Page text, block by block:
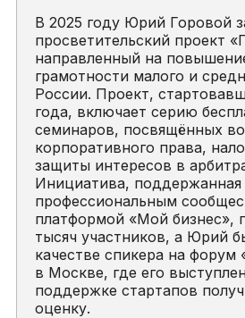
В 2025 году Юрий Горовой
просветительский проект
направленный на
грамотности малого и
России. Проект,
года, включает серию
семинаров, посвящённых
корпоративного права,
защиты интересов в
Инициатива, поддержанная
профессиональным
платформой «Мой бизнес»,
тысяч участников, а Юрий
качестве спикера на форум
в Москве, где его
поддержке стартапов
оценку.